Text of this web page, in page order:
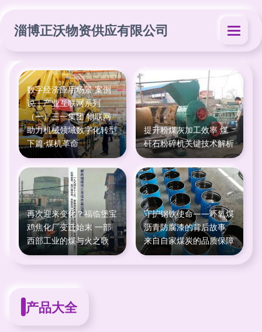
淄博正沃物资供应有限公司
数字经济应用场景-案例
说｜产业互联网系列
（一）三一集团 物联网
助力机械领域数字化转型
下篇·煤机革命
提升粉煤灰加工效率 煤
矸石粉碎机关键技术解析
再次迎来变化？福临堡宝
鸡焦化厂变迁始末 一部
西部工业的煤与火之歌
守护钢铁使命——环氧煤
沥青防腐漆的背后故事
来自自家煤炭的品质保障
产品大全